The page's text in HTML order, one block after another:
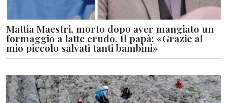
Mattia Maestri, morto dopo aver mangiato un
formaggio a latte crudo. Il papà: «Grazie al
mio piccolo salvati tanti bambini»